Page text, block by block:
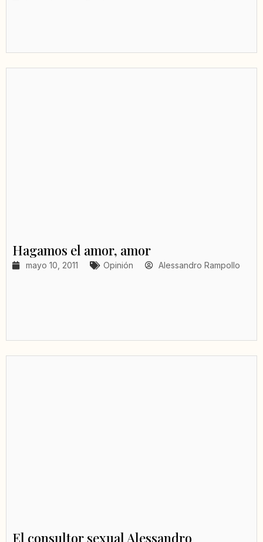
Hagamos el amor, amor
mayo 10, 2011 Opinión Alessandro Rampollo
El consultor sexual Alessandro